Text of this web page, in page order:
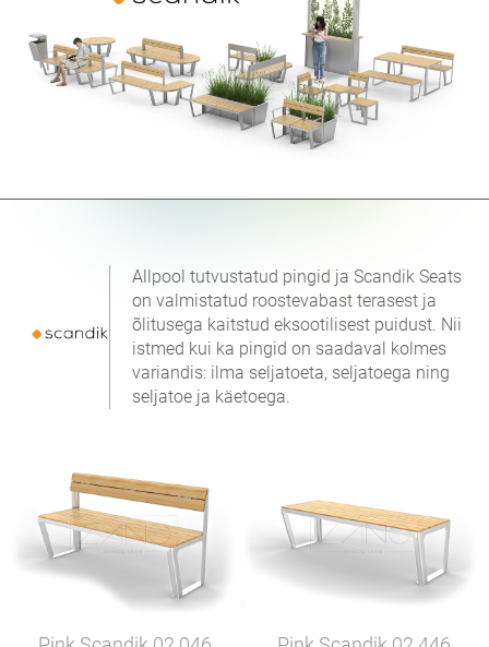
Allpool tutvustatud pingid ja Scandik Seats
on valmistatud roostevabast terasest ja
õlitusega kaitstud eksootilisest puidust. Nii
istmed kui ka pingid on saadaval kolmes
variandis: ilma seljatoeta, seljatoega ning
seljatoe ja käetoega.